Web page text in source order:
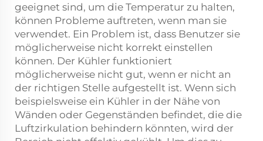
geeignet sind, um die Temperatur zu halten,
können Probleme auftreten, wenn man sie
verwendet. Ein Problem ist, dass Benutzer sie
möglicherweise nicht korrekt einstellen
können. Der Kühler funktioniert
möglicherweise nicht gut, wenn er nicht an
der richtigen Stelle aufgestellt ist. Wenn sich
beispielsweise ein Kühler in der Nähe von
Wänden oder Gegenständen befindet, die die
Luftzirkulation behindern könnten, wird der